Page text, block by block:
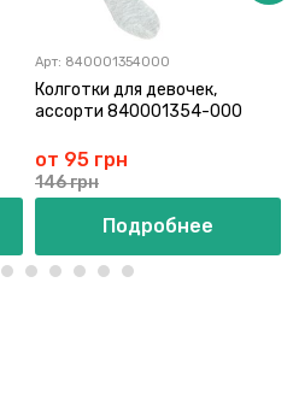
Арт: 840001354000
Колготки для девочек,
ассорти 840001354-000
от 95 грн
146 грн
Подробнее